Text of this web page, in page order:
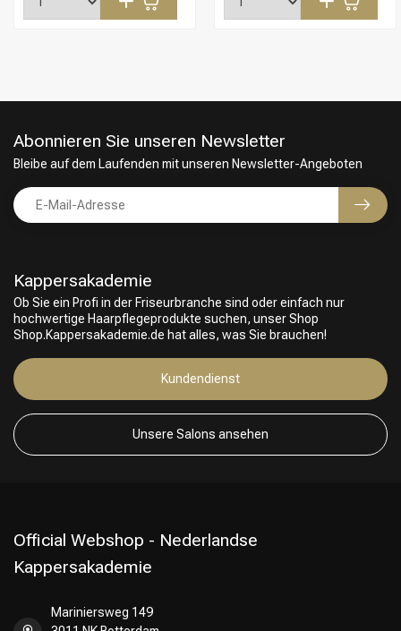
Friseurwahl
Kappersakademie
Ob Sie ein Profi in der Friseurbranche sind oder einfach nur
hochwertige Haarpflegeprodukte suchen, unser Shop
Shop.Kappersakademie.de hat alles, was Sie brauchen!
Kundendienst
Unsere Salons ansehen
Abonnieren Sie unseren Newsletter
Bleibe auf dem Laufenden mit unseren Newsletter-Angeboten
Official Webshop - Nederlandse
Kappersakademie
Mariniersweg 149